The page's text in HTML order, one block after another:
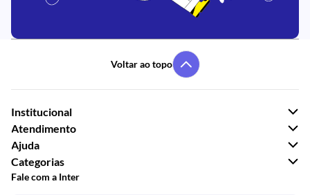
Voltar ao topo
Institucional
Atendimento
Ajuda
Categorias
Fale com a Inter